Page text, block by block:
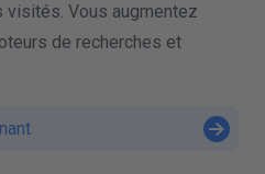
visités. Vous augmentez
de recherches et